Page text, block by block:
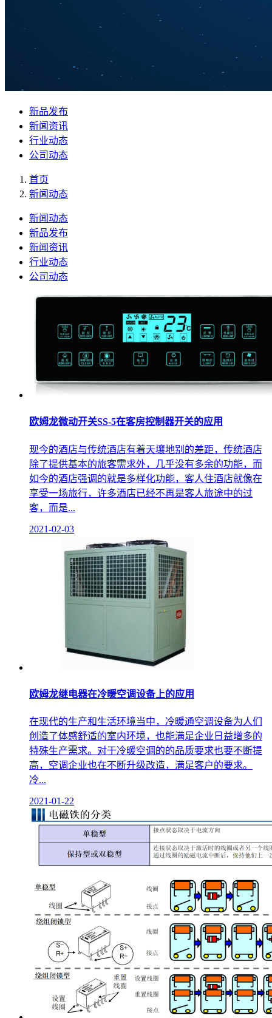
新品发布
新闻资讯
行业动态
公司动态
首页
新闻动态
新闻动态
新品发布
新闻资讯
行业动态
公司动态
欧姆龙微动开关SS-5在客房控制器开关的应用
现今的酒店与传统酒店有着天壤地别的差距，传统酒店
除了提供基本的旅客需求外，几乎没有多余的功能，而
如今的酒店强调的就是多样化功能，客人住酒店就像在
享受一场旅行，许多酒店已经不再是客人旅途中的过
客，而是...
2021-02-03
欧姆龙继电器在冷暖空调设备上的应用
在现代的生产和生活环境当中，冷暖通空调设备为人们
创造了体感舒适的室内环境，也能满足企业日益增多的
特殊生产需求。对于冷暖空调的的品质要求也要不断提
高，空调企业也在不断升级改造，满足客户的要求。
冷...
2021-01-22